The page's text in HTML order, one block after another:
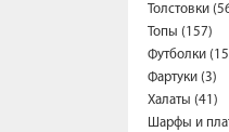
Толстовки
Топы (157)
Футболки
Фартуки (3)
Халаты (41)
Шарфы и